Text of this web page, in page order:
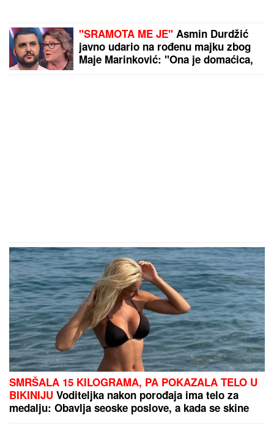
"SRAMOTA ME JE" Asmin Durdžić
javno udario na rođenu majku zbog
Maje Marinković: "Ona je domaćica,
SMRŠALA 15 KILOGRAMA, PA POKAZALA TELO U
BIKINIJU Voditeljka nakon porođaja ima telo za
medalju: Obavlja seoske poslove, a kada se skine